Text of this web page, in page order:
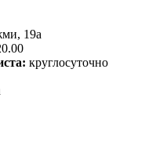
19а
круглосуточно